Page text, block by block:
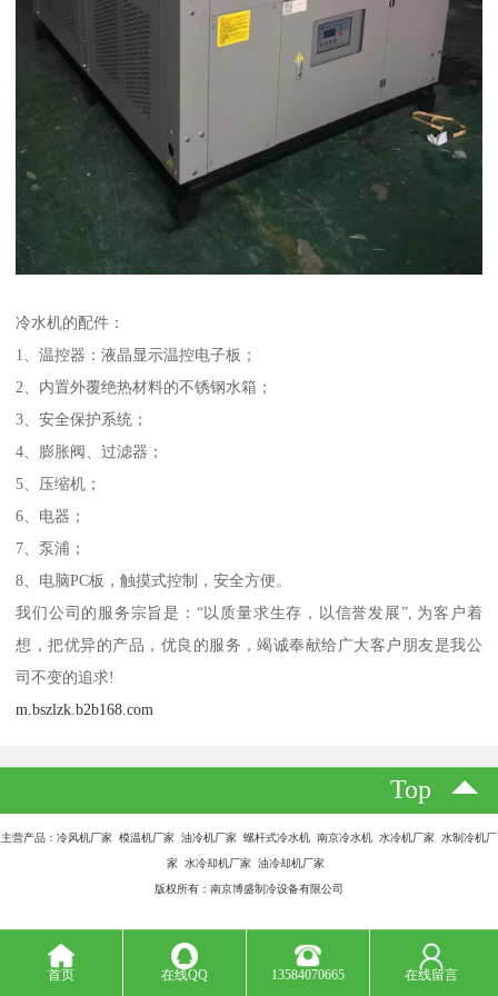
冷水机的配件：
1、温控器：液晶显示温控电子板；
2、内置外覆绝热材料的不锈钢水箱；
3、安全保护系统；
4、膨胀阀、过滤器；
5、压缩机；
6、电器；
7、泵浦；
8、电脑PC板，触摸式控制，安全方便。
我们公司的服务宗旨是：“以质量求生存，以信誉发展”, 为客户着
想，把优异的产品，优良的服务，竭诚奉献给广大客户朋友是我公
司不变的追求!
m.bszlzk.b2b168.com
Top
主营产品：冷风机厂家 模温机厂家 油冷机厂家 螺杆式冷水机 南京冷水机 水冷机厂家 水制冷机厂
家 水冷却机厂家 油冷却机厂家
版权所有：南京博盛制冷设备有限公司
首页 在线QQ 13584070665 在线留言